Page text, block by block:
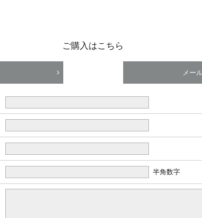
ご購入はこちら
メー
半角数字